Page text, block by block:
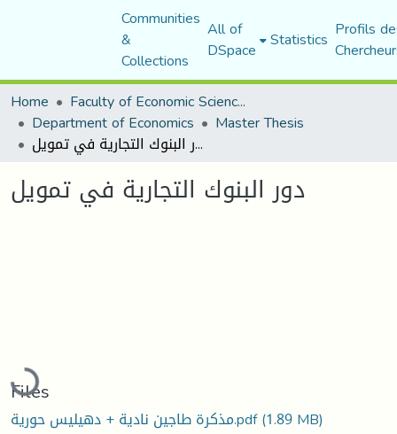
Communities
&
Collections
All of
DSpace Statistics Profils
Home
Faculty of Economic Sciences, Commerce and Management Sciences
Department of Economics Master Thesis
دور البنوك التجارية في تمويل
دور البنوك التجارية في تمويل
Loading...
Files
مذكرة طاجين نادية + دهيليس حورية.pdf(1.89 MB)